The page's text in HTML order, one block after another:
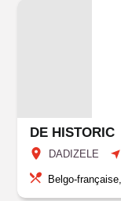
DE HISTORIC
DADIZELE
Belgo-